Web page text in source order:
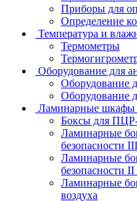
Приборы для
Определение
Температура и
Термометры
Оборудование для
Оборудование
Оборудование
Ламинарные
Боксы для
Ламинарные
безопасности
Ламинарные
безопасности
Ламинарные
воздуха